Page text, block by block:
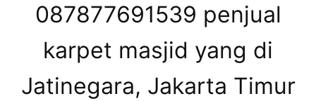
087877691539 penjual
karpet masjid yang di
Jatinegara, Jakarta Timur